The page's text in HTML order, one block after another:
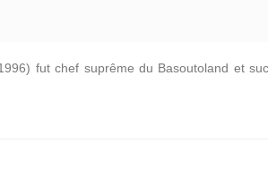
fut chef suprême du Basoutoland et